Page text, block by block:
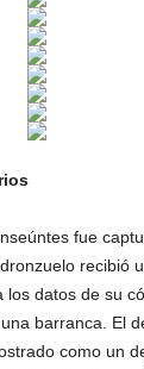
fue
recibió
datos de su
barranca. El
como un